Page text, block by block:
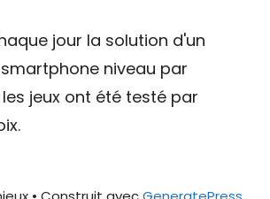
jour la solution d'un
niveau par
les jeux ont été testé par